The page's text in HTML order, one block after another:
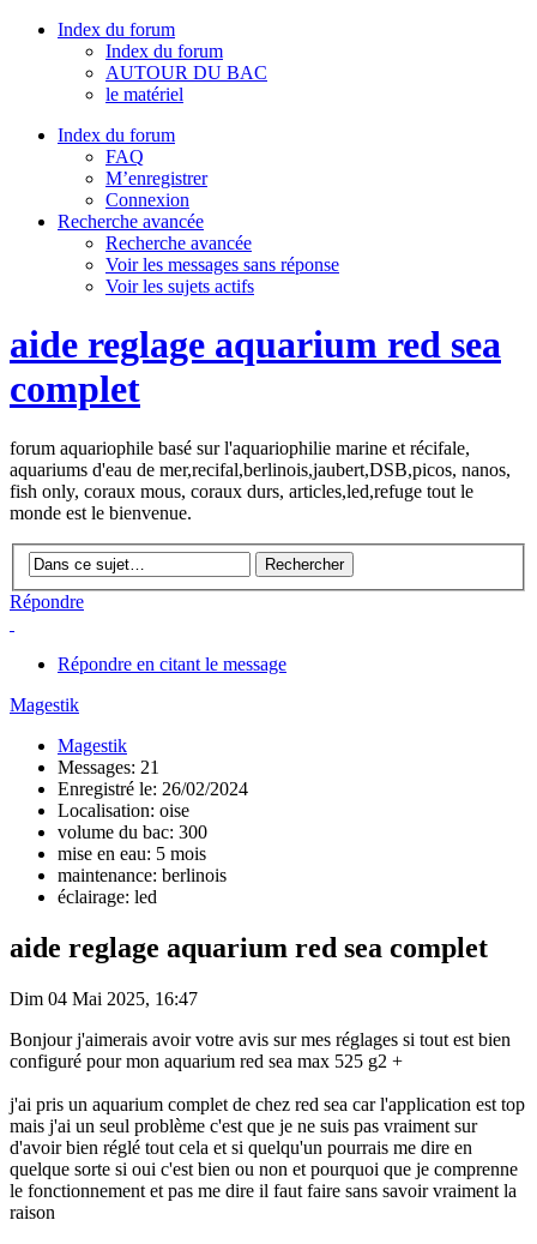
Index du forum
Index du forum
AUTOUR DU BAC
le matériel
Index du forum
FAQ
M’enregistrer
Connexion
Recherche avancée
Recherche avancée
Voir les messages sans réponse
Voir les sujets actifs
aide reglage aquarium red sea
complet
forum aquariophile basé sur l'aquariophilie marine et récifale,
aquariums d'eau de mer,recifal,berlinois,jaubert,DSB,picos, nanos,
fish only, coraux mous, coraux durs, articles,led,refuge tout le
monde est le bienvenue.
Répondre
Répondre en citant le message
Magestik
Magestik
Messages: 21
Enregistré le: 26/02/2024
Localisation: oise
volume du bac: 300
mise en eau: 5 mois
maintenance: berlinois
éclairage: led
aide reglage aquarium red sea complet
Dim 04 Mai 2025, 16:47
Bonjour j'aimerais avoir votre avis sur mes réglages si tout est bien
configuré pour mon aquarium red sea max 525 g2 +
j'ai pris un aquarium complet de chez red sea car l'application est top
mais j'ai un seul problème c'est que je ne suis pas vraiment sur
d'avoir bien réglé tout cela et si quelqu'un pourrais me dire en
quelque sorte si oui c'est bien ou non et pourquoi que je comprenne
le fonctionnement et pas me dire il faut faire sans savoir vraiment la
raison